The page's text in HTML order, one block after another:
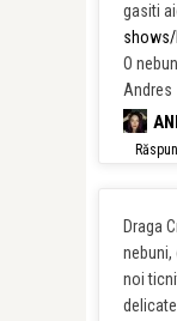
gasiti
shows/
O
Andres
Draga
nebuni,
noi
delicate…